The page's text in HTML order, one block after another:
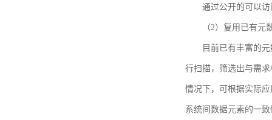
通过公开的可以
（2）复用已有元
目前已有丰富的
行扫描，筛选出与需
情况下，可根据实际
系统间数据元素的一致